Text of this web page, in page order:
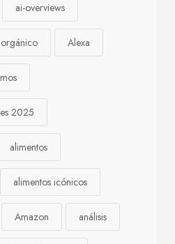
ai-overviews
Alexa
2025
alimentos
alimentos icónicos
Amazon análisis